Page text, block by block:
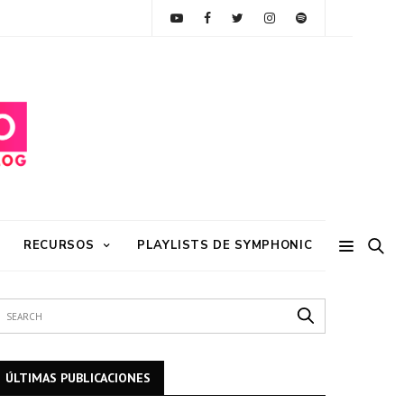
RECURSOS PLAYLISTS DE SYMPHONIC
ÚLTIMAS PUBLICACIONES